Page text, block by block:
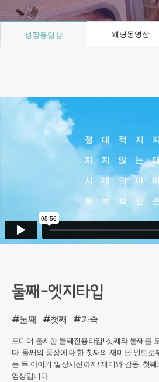
성장동영상 웨딩동영상
둘째-엣지타입
#둘째 #첫째 #가족
드디어 출시한 둘째전용타입! 첫째와 둘째를
다. 둘째의 등장에 대한 첫째의 재미난 인트
는 두 아이의 일상사진까지! 재미와 감동! 첫
영상입니다.